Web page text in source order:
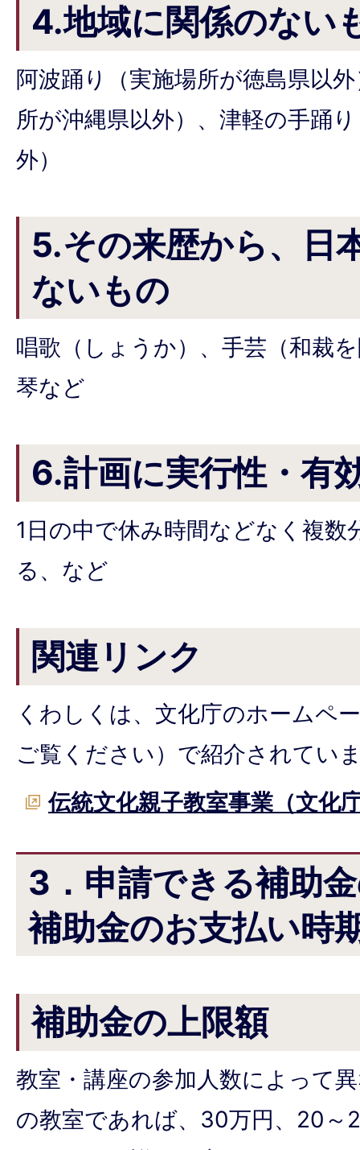
4.地域に関係のない
阿波踊り（実施場所が徳島県以
所が沖縄県以外）、津軽の手踊
外）
5.その来歴から、日
ないもの
唱歌（しょうか）、手芸（和裁
琴など
6.計画に実行性・有
1日の中で休み時間などなく複数
る、など
関連リンク
くわしくは、文化庁のホームペ
ご覧ください）で紹介されてい
伝統文化親子教室事業（文化
3．申請できる補助
補助金のお支払い時
補助金の上限額
教室・講座の参加人数によって
の教室であれば、30万円、20～